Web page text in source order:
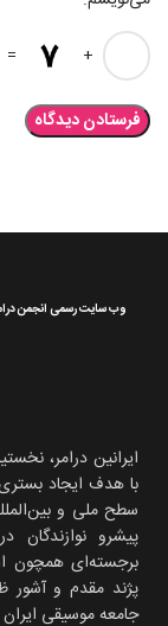
+
=
وب سایت رسمی انجمن
با هدف ایجاد
سطح ملی و
پیشرو نوازندگان
برجسته‌ای همچون
پژند مقدم و آشور
جامعه موسیقی